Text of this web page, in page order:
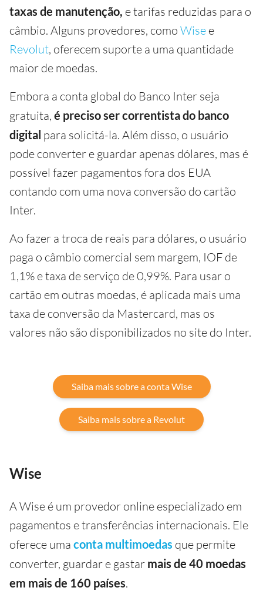
taxas de manutenção, e tarifas reduzidas para o
câmbio. Alguns provedores, como Wise e
Revolut, oferecem suporte a uma quantidade
maior de moedas.
Embora a conta global do Banco Inter seja
gratuita, é preciso ser correntista do banco
digital para solicitá-la. Além disso, o usuário
pode converter e guardar apenas dólares, mas é
possível fazer pagamentos fora dos EUA
contando com uma nova conversão do cartão
Inter.
Ao fazer a troca de reais para dólares, o usuário
paga o câmbio comercial sem margem, IOF de
1,1% e taxa de serviço de 0,99%. Para usar o
cartão em outras moedas, é aplicada mais uma
taxa de conversão da Mastercard, mas os
valores não são disponibilizados no site do Inter.
Saiba mais sobre a conta Wise
Saiba mais sobre a Revolut
Wise
A Wise é um provedor online especializado em
pagamentos e transferências internacionais. Ele
oferece uma conta multimoedas que permite
converter, guardar e gastar mais de 40 moedas
em mais de 160 países.